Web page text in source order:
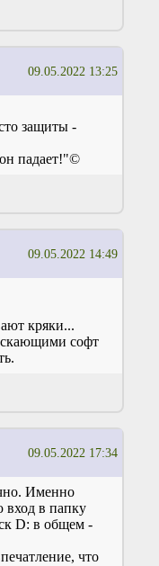
09.05.2022 13:25
защиты -
падает!"©
09.05.2022 14:49
кряки...
софт
09.05.2022 17:34
Именно
вход в папку
D: в общем -
что